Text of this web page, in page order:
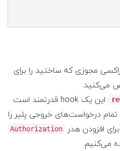
مجوزی که ساختید را برای
: این یک hook قدرتمند است
درخواست‌های خروجی پلیر را
افزودن هدر
Authorization